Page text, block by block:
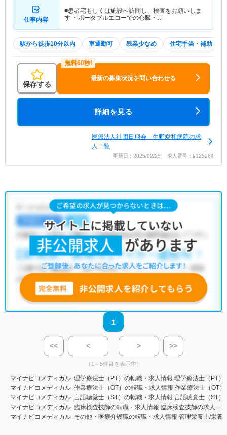
仕事内容
■患者宅もしくは施設へ訪問し、検査をお願いしま
す ・ポータブルエコーでの心臓・…
駅から徒歩10分以内 車通勤可 残業少なめ 住宅手当・補助
保存する
最新の募集状況を問い合わせる
詳細を見る
医療法人社団日翔会 生野愛和病院の求
人一覧
更新日：2025/02/25 求人番号：9125264
1
<< < > >>
（1～5件目を表示中）
マイナビコメディカル 理学療法士（PT）の転職・求人情報 理学療法士（PT）
マイナビコメディカル 作業療法士（OT）の転職・求人情報 作業療法士（OT
マイナビコメディカル 言語聴覚士（ST）の転職・求人情報 言語聴覚士（ST）
マイナビコメディカル 臨床検査技師の転職・求人情報 臨床検査技師の求人一覧
マイナビコメディカル その他・医療介護職の転職・求人情報 管理栄養士/栄養